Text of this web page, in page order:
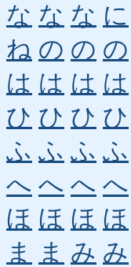
な な な に
ね の の の
は は は は
ひ ひ ひ ひ
ふ ふ ふ ふ
へ へ へ へ
ほ ほ ほ ほ
ま
ま み み